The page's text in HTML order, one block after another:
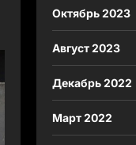
Октябрь 2023
Август 2023
Декабрь 2022
Март 2022